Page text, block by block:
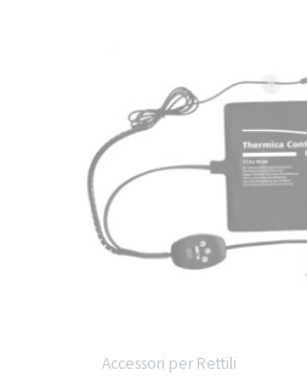
Accessori per Rettili